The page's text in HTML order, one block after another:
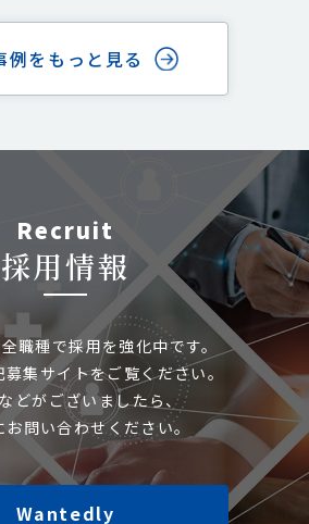
例をもっと見る
Recruit
採用情報
全職種で採用を強化中です。
集サイトをご覧ください。
どがございましたら、
お問い合わせください。
Wantedly